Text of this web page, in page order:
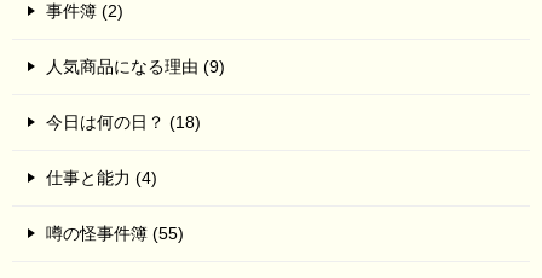
事件簿 (2)
人気商品になる理由 (9)
今日は何の日？ (18)
仕事と能力 (4)
噂の怪事件簿 (55)